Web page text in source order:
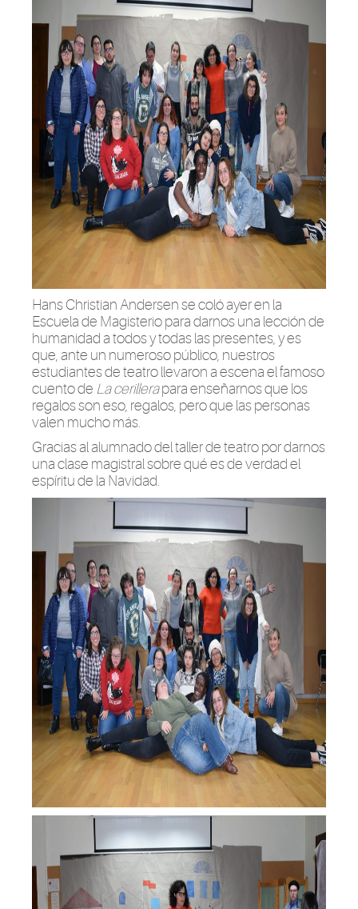
Hans Christian Andersen se coló ayer en la
Escuela de Magisterio para darnos una lección de
humanidad a todos y todas las presentes, y es
que, ante un numeroso público, nuestros
estudiantes de teatro llevaron a escena el famoso
cuento de La cerillerapara enseñarnos que los
regalos son eso, regalos, pero que las personas
valen mucho más.
Gracias al alumnado del taller de teatro por darnos
una clase magistral sobre qué es de verdad el
espíritu de la Navidad.